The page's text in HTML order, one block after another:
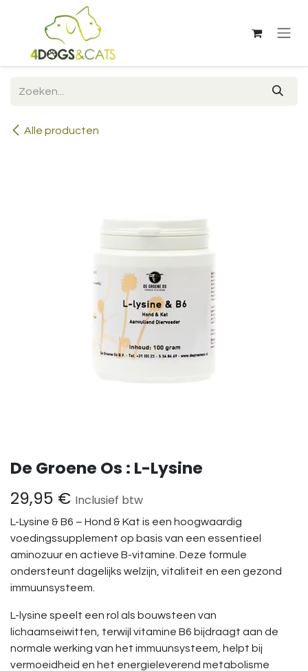
Overslaan naar inhoud
Alle producten
De Groene Os : L-Lysine
29,95 € Inclusief btw
L-Lysine & B6 – Hond & Kat is een hoogwaardig
voedingssupplement op basis van een essentieel
aminozuur en actieve B-vitamine. Deze formule
ondersteunt dagelijks welzijn, vitaliteit en een gezond
immuunsysteem.
L-lysine speelt een rol als bouwsteen van
lichaamseiwitten, terwijl vitamine B6 bijdraagt aan de
normale werking van het immuunsysteem, helpt bij
vermoeidheid en het energieleverend metabolisme